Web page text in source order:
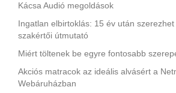
Kácsa Audió megoldások
Ingatlan elbirtoklás: 15 év után
szakértői útmutató
Miért töltenek be egyre fontosabb
Akciós matracok az ideális alvásért a
Webáruházban